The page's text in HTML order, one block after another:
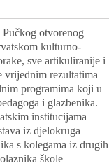
otvorenog
kulturno-
sve artikuliranije i
vrijednim rezultatima
programima koji u
i glazbenika.
institucijama
iz djelokruga
s kolegama iz drugih
škole